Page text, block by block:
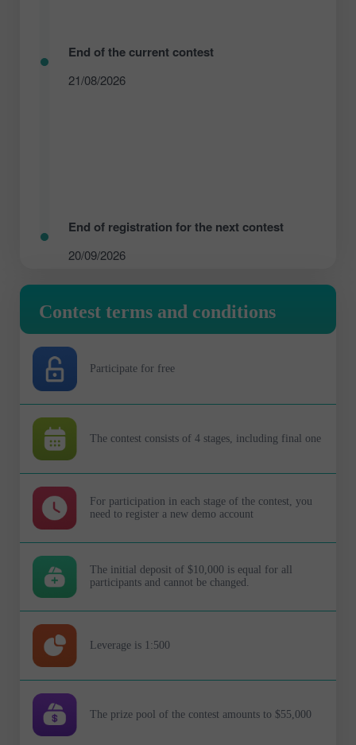
End of the current contest
21/08/2026
End of registration for the next contest
20/09/2026
Contest terms and conditions
Participate for free
The contest consists of 4 stages, including final one
For participation in each stage of the contest, you
need to register a new demo account
The initial deposit of $10,000 is equal for all
participants and cannot be changed.
Leverage is 1:500
The prize pool of the contest amounts to $55,000